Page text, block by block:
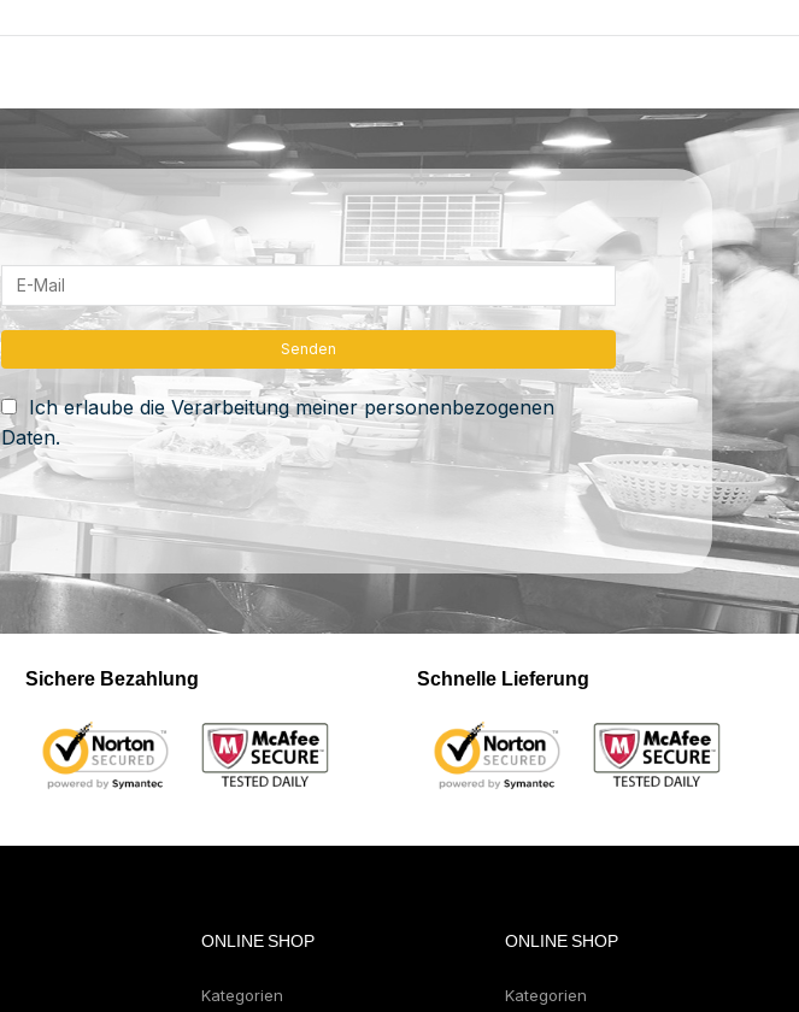
Ich erlaube die Verarbeitung meiner personenbezogenen
Daten.
Sichere Bezahlung Schnelle Lieferung
ONLINE SHOP
Kategorien
ONLINE SHOP
Kategorien